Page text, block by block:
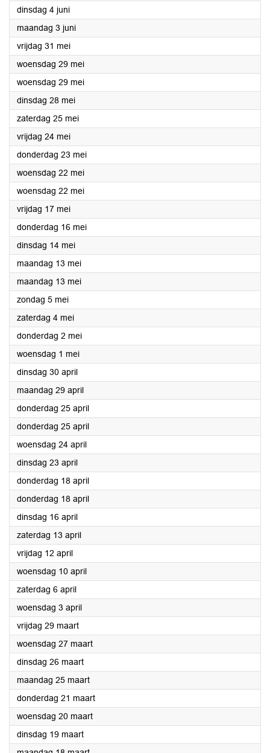
dinsdag 4 juni2024
maandag 3 juni2024
vrijdag 31 mei2024
woensdag 29 mei2024
woensdag 29 mei2024
dinsdag 28 mei2024
zaterdag 25 mei2024
vrijdag 24 mei2024
donderdag 23 mei2024
woensdag 22 mei2024
woensdag 22 mei2024
vrijdag 17 mei2024
donderdag 16 mei2024
dinsdag 14 mei2024
maandag 13 mei2024
maandag 13 mei2024
zondag 5 mei2024
zaterdag 4 mei2024
donderdag 2 mei2024
woensdag 1 mei2024
dinsdag 30 april2024
maandag 29 april2024
donderdag 25 april2024
donderdag 25 april2024
woensdag 24 april2024
dinsdag 23 april2024
donderdag 18 april2024
donderdag 18 april2024
dinsdag 16 april2024
zaterdag 13 april2024
vrijdag 12 april2024
woensdag 10 april2024
zaterdag 6 april2024
woensdag 3 april2024
vrijdag 29 maart2024
woensdag 27 maart2024
dinsdag 26 maart2024
maandag 25 maart2024
donderdag 21 maart2024
woensdag 20 maart2024
dinsdag 19 maart2024